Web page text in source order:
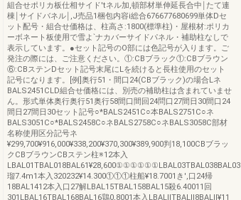
組合せポリカ板仕相サイド′tネル加,頓部材単伸延長合中￨たて連
棟￨サイドバネル￨,J売品1梱包内容i総合676677680699単体Dセ
ット配号・組合せ価格は、柱高さ:1800(標準柱)・屋根材:ポリカ
ーボネート板使用で雪よ`ナカバーサイドパネル・補助柱なしで
表示しています。●セット記号のO部には色記号が入ります。ご
発注の際には、ご注意ください。①:CBブラック①:CBブラウン
⑥:CBステンDセット記号末尾にLを続けると長柱使用のセット
記号になります。[例]奥行51・間口24(CBブラック)の場合Lネ
BALS2451CLD組合せ価格には、別売の補助柱は含まれていませ
ん。形式単体奥行奥行51奥行58間口間回24問口27間日30間口24
間日27間日30セット記号○*BALS2451C○本BALS2751C○ネ
BALS3051C○*BALS2458C○ネBALS2758C○ネBALS3058C部材
名称使用区分記号ネ
¥299,700¥916,000¥338,200¥370,300¥389,900判18,100CBブラッ
クCBブラウンCBステン柱※12本入
LBAL01TBAL018BAL61¥28,600①①①①①①LBAL03TBAL038BAL03
瑠7.4m1本入320232¥14.300①①①柱船¥18.7001き',口24帰
18BAL1412本入口27解LBAL15TBAL158BAL15殺6.40011回
301LBAL16TBAL168BAL16鶏0,8001本入LBALllTBALll8BALll¥11